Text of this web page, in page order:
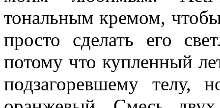
тональным кремом,
просто сделать его
потому что купленный
подзагоревшему телу,